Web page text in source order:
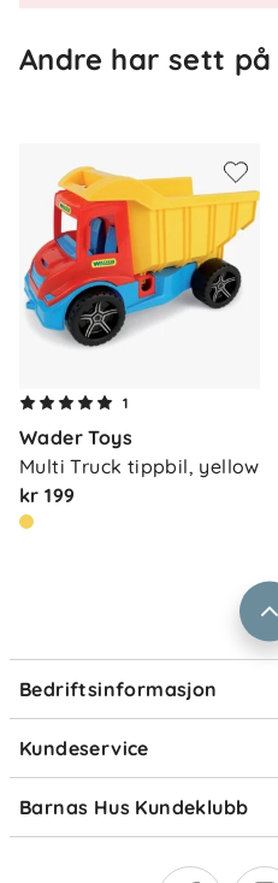
- Oppfyller CE-krav
Bredde:26 cm
Høyde:23 cm
Vekt:1,39 kg
Andre har sett på
1
Wader Toys
Multi Truck tippbil, yellow
kr 199
Bedriftsinformasjon
Våre butikker
Vårt samfunnsansvar
Størrelsesguider
Kundeservice
Kontakt oss
Frakt og levering
Retur og reklamasjon
Ofte stilte spørsmål
Om Klarna
Barnas Hus Kundeklubb
Medlemsvilkår